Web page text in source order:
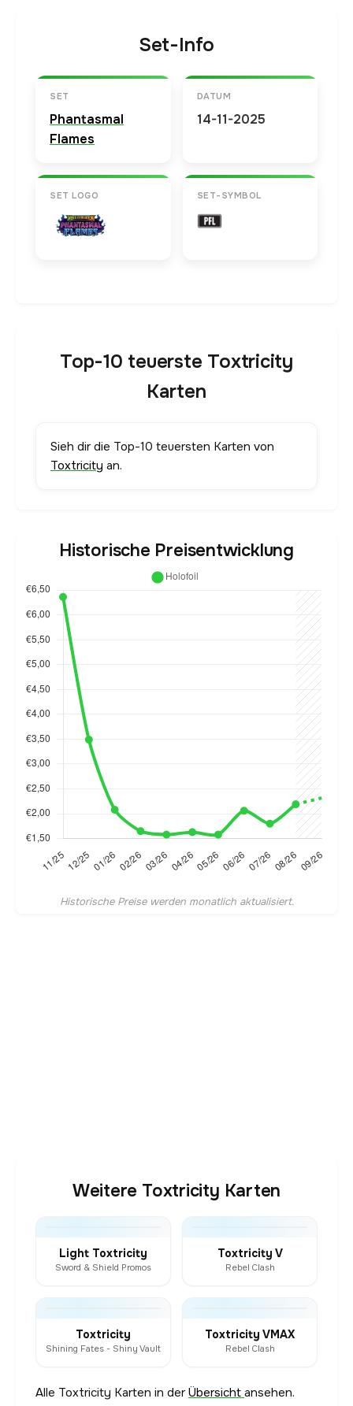
Set-Info
SET
Phantasmal
Flames
DATUM
14-11-2025
SET LOGO SET-SYMBOL
Top-10 teuerste Toxtricity
Karten
Sieh dir die Top-10 teuersten Karten von
Toxtricity an.
Historische Preisentwicklung
Historische Preise werden monatlich aktualisiert.
Weitere Toxtricity Karten
Light Toxtricity
Sword & Shield Promos
Toxtricity V
Rebel Clash
Toxtricity
Shining Fates - Shiny Vault
Toxtricity VMAX
Rebel Clash
Alle Toxtricity Karten in derÜbersicht ansehen.